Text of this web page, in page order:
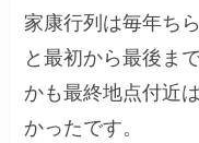
家康行列は毎年ち
と最初から最後ま
かも最終地点付近
かったです。